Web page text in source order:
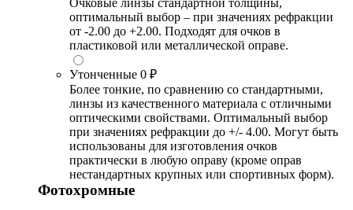
Очковые линзы стандартной толщины,
оптимальный выбор – при значениях рефракции
от -2.00 до +2.00. Подходят для очков в
пластиковой или металлической оправе.
Утонченные 0 ₽
Более тонкие, по сравнению со стандартными,
линзы из качественного материала с отличными
оптическими свойствами. Оптимальный выбор
при значениях рефракции до +/- 4.00. Могут быть
использованы для изготовления очков
практически в любую оправу (кроме оправ
нестандартных крупных или спортивных форм).
Фотохромные